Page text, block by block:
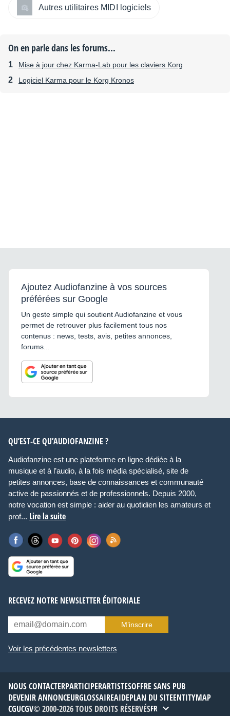
Autres utilitaires MIDI logiciels
On en parle dans les forums...
Mise à jour chez Karma-Lab pour les claviers Korg
Logiciel Karma pour le Korg Kronos
Ajoutez Audiofanzine à vos sources
préférées sur Google
Un geste simple qui soutient Audiofanzine et vous
permet de retrouver plus facilement tous nos
contenus : news, tests, avis, petites annonces,
forums...
QU’EST-CE QU’AUDIOFANZINE ?
Audiofanzine est une plateforme en ligne dédiée à la
musique et à l’audio, à la fois média spécialisé, site de
petites annonces, base de connaissances et communauté
active de passionnés et de professionnels. Depuis 2000,
notre vocation est simple : aider au quotidien les amateurs et
prof... Lire la suite
RECEVEZ NOTRE NEWSLETTER ÉDITORIALE
M’inscrire
Voir les précédentes newsletters
NOUS CONTACTERPARTICIPERARTISTESOFFRE SANS PUB
DEVENIR ANNONCEURGLOSSAIREAIDEPLAN DU SITEENTITYMAP
CGUCGV© 2000-2026 TOUS DROITS RÉSERVÉSFR